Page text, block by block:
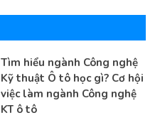
Tìm hiểu ngành Công nghệ
Kỹ thuật Ô tô học gì? Cơ hội
việc làm ngành Công nghệ
KT ô tô